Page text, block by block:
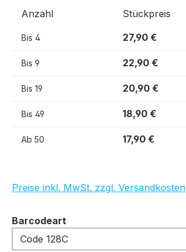
Anzahl Stückpreis
Bis 4 27,90 €
Bis 9 22,90 €
Bis 19 20,90 €
Bis 49 18,90 €
Ab 50 17,90 €
Preise inkl. MwSt. zzgl. Versandkosten
Barcodeart